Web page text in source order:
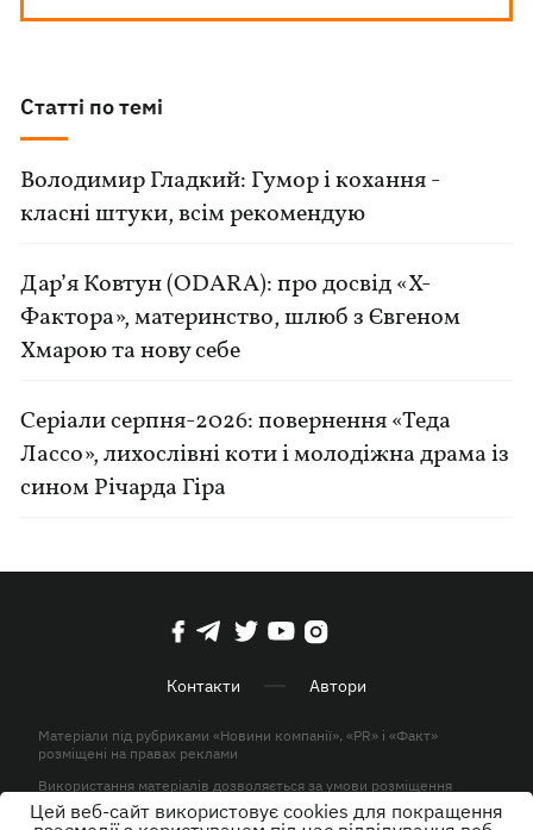
Статті по темі
Володимир Гладкий: Гумор і кохання -
класні штуки, всім рекомендую
Дар’я Ковтун (ODARA): про досвід «Х-
Фактора», материнство, шлюб з Євгеном
Хмарою та нову себе
Серіали серпня-2026: повернення «Теда
Лассо», лихослівні коти і молодіжна драма із
сином Річарда Гіра
Контакти Автори
Матеріали під рубриками «Новини компанії», «PR» і «Факт»
розміщені на правах реклами
Використання матеріалів дозволяється за умови розміщення
активного гіперпосилання на KP.UA в першому абзаці.
Цей веб-сайт використовує cookies для покращення